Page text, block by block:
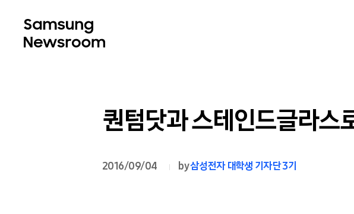
퀀텀닷과 스테인드글라스
2016/09/04 by삼성전자 대학생 기자단 3기